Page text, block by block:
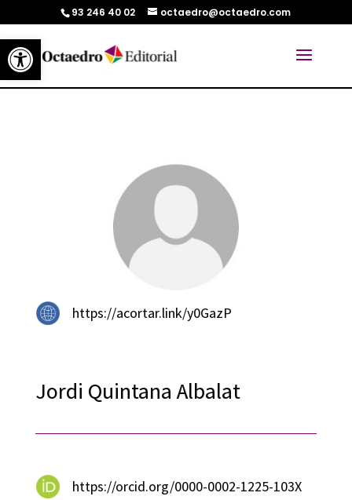
Abrir barra de herramientas
93 246 40 02 octaedro@octaedro.com
https://acortar.link/y0GazP
Jordi Quintana Albalat
https://orcid.org/0000-0002-1225-103X